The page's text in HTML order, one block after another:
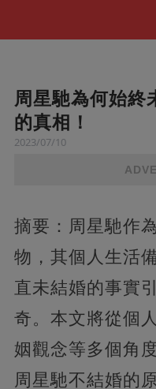
周星馳為何始終
的真相！
2023/07/10
摘要：周星馳作
物，其個人生活
直未結婚的事實
奇。本文將從個
姻觀念等多個角
周星馳不結婚的